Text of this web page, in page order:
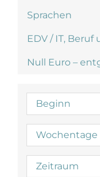
Sprachen
EDV / IT,
Null Euro –
Beginn
Wochentage
Zeitraum